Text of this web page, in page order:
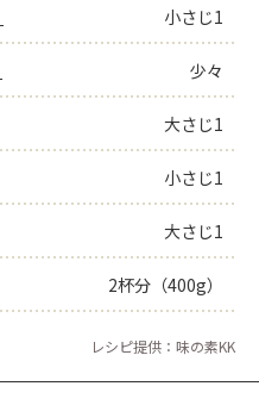
小さじ1
少々
大さじ1
小さじ1
大さじ1
2杯分（400g）
レシピ提供：味の素KK